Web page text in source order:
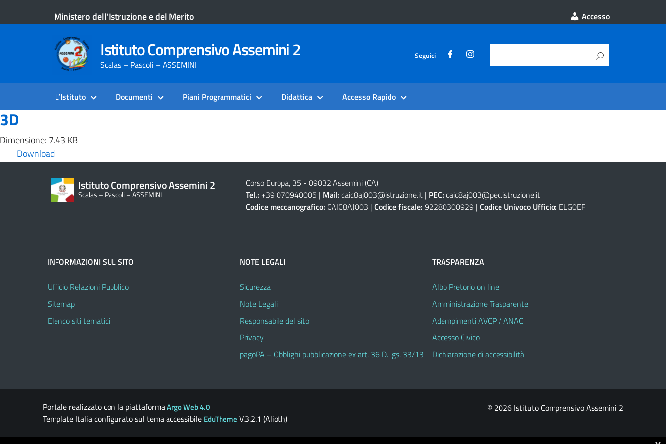
Ministero dell'Istruzione e del Merito Accesso
Istituto Comprensivo Assemini 2
Scalas – Pascoli – ASSEMINI
Seguici
L’Istituto Documenti Piani Programmatici Didattica Accesso Rapido
3D
Dimensione: 7.43 KB
Download
Istituto Comprensivo Assemini 2
Scalas – Pascoli – ASSEMINI
Corso Europa, 35 - 09032 Assemini (CA)
Tel.: +39 070940005 | Mail: caic8aj003@istruzione.it| PEC: caic8aj003@pec.istruzione.it
Codice meccanografico: CAIC8AJ003 | Codice fiscale: 92280300929 | Codice Univoco Ufficio: ELG0EF
INFORMAZIONI SUL SITO
Ufficio Relazioni Pubblico
Sitemap
Elenco siti tematici
NOTE LEGALI
Sicurezza
Note Legali
Responsabile del sito
Privacy
pagoPA – Obblighi pubblicazione ex art. 36 D.Lgs. 33/13
TRASPARENZA
Albo Pretorio on line
Amministrazione Trasparente
Adempimenti AVCP / ANAC
Accesso Civico
Dichiarazione di accessibilità
Portale realizzato con la piattaformaArgo Web 4.0
Template Italia configurato sul tema accessibile EduTheme V.3.2.1 (Alioth)
© 2026 Istituto Comprensivo Assemini 2